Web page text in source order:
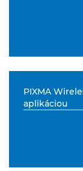
PIXMA
aplikáciou